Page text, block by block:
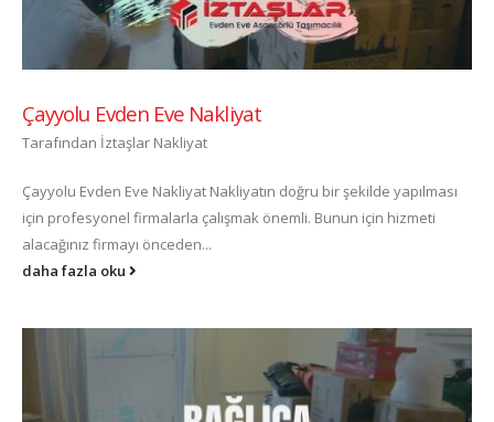
Çayyolu Evden Eve Nakliyat
Tarafından İztaşlar Nakliyat
Çayyolu Evden Eve Nakliyat Nakliyatın doğru bir şekilde yapılması
için profesyonel firmalarla çalışmak önemli. Bunun için hizmeti
alacağınız firmayı önceden...
daha fazla oku